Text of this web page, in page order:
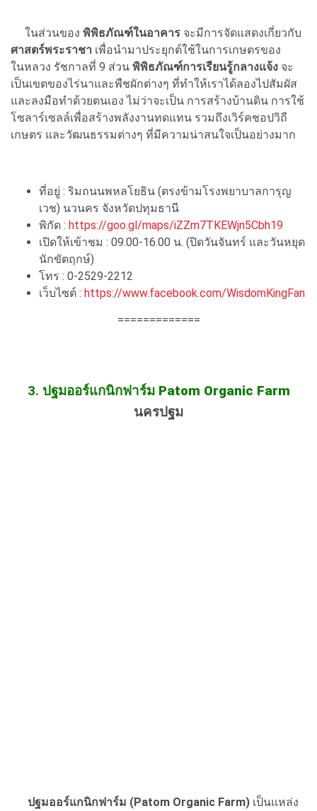
ในส่วนของ พิพิธภัณฑ์ในอาคาร จะมีการจัดแสดงเกี่ยวกับ
ศาสตร์พระราชา เพื่อนำมาประยุกต์ใช้ในการเกษตรของ
ในหลวง รัชกาลที่ 9 ส่วน พิพิธภัณฑ์การเรียนรู้กลางแจ้ง จะ
เป็นเขตของไร่นาและพืชผักต่างๆ ที่ทำให้เราได้ลองไปสัมผัส
และลงมือทำด้วยตนเอง ไม่ว่าจะเป็น การสร้างบ้านดิน การใช้
โซลาร์เซลล์เพื่อสร้างพลังงานทดแทน รวมถึงเวิร์คชอปวิถี
เกษตร และวัฒนธรรมต่างๆ ที่มีความน่าสนใจเป็นอย่างมาก
ที่อยู่ : ริมถนนพหลโยธิน (ตรงข้ามโรงพยาบาลการุญ
เวช) นวนคร จังหวัดปทุมธานี
พิกัด : https://goo.gl/maps/iZZm7TKEWjn5Cbh19
เปิดให้เข้าชม : 09.00-16.00 น. (ปิดวันจันทร์ และวันหยุด
นักขัตฤกษ์)
โทร : 0-2529-2212
เว็บไซต์ : https://www.facebook.com/WisdomKingFan
=============
3. ปฐมออร์แกนิกฟาร์ม Patom Organic Farm
นครปฐม
ปฐมออร์แกนิกฟาร์ม (Patom Organic Farm) เป็นแหล่ง